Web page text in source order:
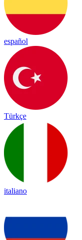
español
Türkçe
italiano